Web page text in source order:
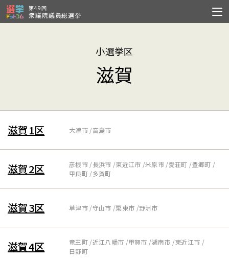
第49回
衆議院議員総選挙
小選挙区
滋賀
滋賀1区 大津市 高島市
滋賀2区 彦根市 長浜市 東近江市 米原市 愛荘町 豊郷町
甲良町 多賀町
滋賀3区 草津市 守山市 栗東市 野洲市
滋賀4区 竜王町 近江八幡市 甲賀市 湖南市 東近江市
日野町